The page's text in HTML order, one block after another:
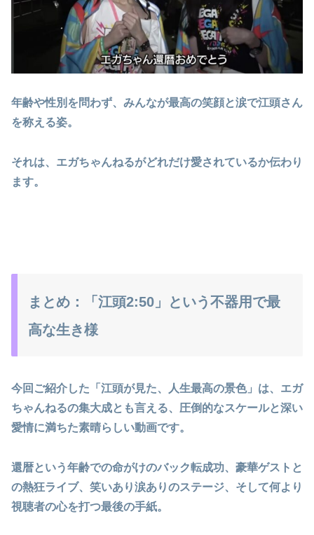
年齢や性別を問わず、みんなが最高の笑顔と涙で江頭さん
を称える姿。
それは、エガちゃんねるがどれだけ愛されているか伝わり
ます。
まとめ：「江頭2:50」という不器用で最
高な生き様
今回ご紹介した「江頭が見た、人生最高の景色」は、エガ
ちゃんねるの集大成とも言える、圧倒的なスケールと深い
愛情に満ちた素晴らしい動画です。
還暦という年齢での命がけのバック転成功、豪華ゲストと
の熱狂ライブ、笑いあり涙ありのステージ、そして何より
視聴者の心を打つ最後の手紙。